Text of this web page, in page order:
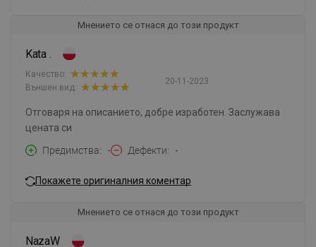
Мнението се отнася до този продукт
Kata .
20-11-2023
Качество:
Външен вид:
Отговаря на описанието, добре изработен. Заслужава
цената си
Предимства
- Дефекти -
Покажете оригиналния коментар
Мнението се отнася до този продукт
NazaW